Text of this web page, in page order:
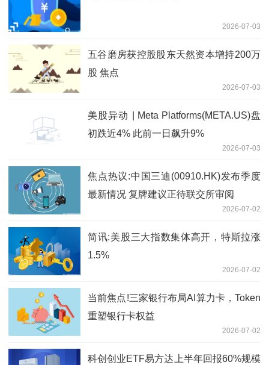
2026-07-03
五谷磨房获控股股东天然资本增持200万
股 焦点
2026-07-03
美股异动 | Meta Platforms(META.US)盘
初跌近4% 此前一日飙升9%
2026-07-03
焦点热议:中国三迪(00910.HK)发布季度
最新情况 复牌建议正待联交所审阅
2026-07-02
简讯:美股三大指数集体高开，特斯拉涨
1.5%
2026-07-02
当前焦点!三家银行布局AI算力卡，Token
重塑银行卡权益
2026-07-02
科创创业ETF易方达上半年回报60%规模